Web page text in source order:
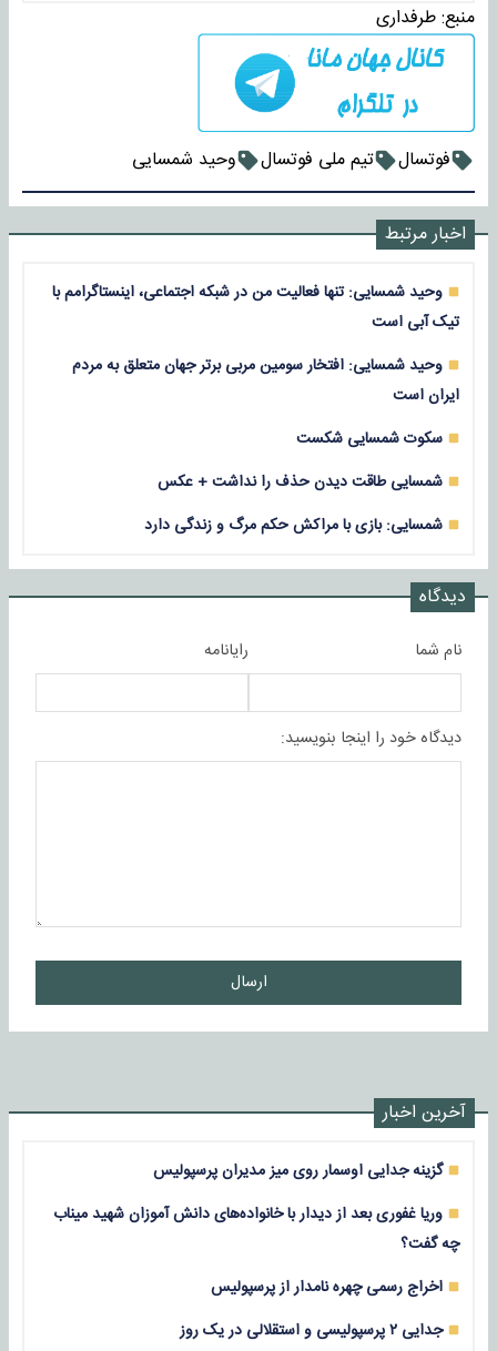
منبع:طرفداری
فوتسال تیم ملی فوتسال وحید شمسایی
اخبار مرتبط
وحید شمسایی: تنها فعالیت من در شبکه اجتماعی، اینستاگرامم با
تیک آبی است
وحید شمسایی: افتخار سومین مربی برتر جهان متعلق به مردم
ایران است
سکوت شمسایی شکست
شمسایی طاقت دیدن حذف را نداشت + عکس
شمسایی: بازی با مراکش حکم مرگ و زندگی دارد
دیدگاه
نام شما رایانامه
دیدگاه خود را اینجا بنویسید:
ارسال
آخرین اخبار
گزینه جدایی اوسمار روی میز مدیران پرسپولیس
وریا غفوری بعد از دیدار با خانواده‌های دانش آموزان شهید میناب
چه گفت؟
اخراج رسمی چهره نامدار از پرسپولیس
جدایی ۲ پرسپولیسی و استقلالی در یک روز